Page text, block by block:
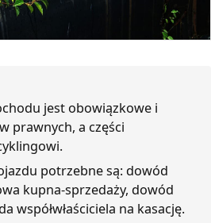
jest obowiązkowe i
prawnych, a części
potrzebne są: dowód
kupna-sprzedaży, dowód
współwłaściciela na kasację.